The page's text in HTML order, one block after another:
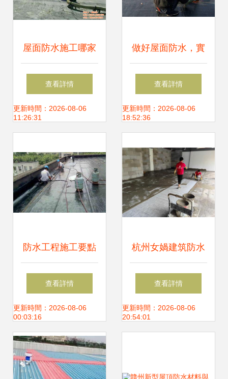
屋面防水施工哪家
好？信誠防水為您
保駕護航
查看詳情
更新時間：2026-08-06
11:26:31
做好屋面防水，實
現一勞永逸——六
大關鍵施工要素解
查看詳情
更新時間：2026-08-06
18:52:36
防水工程施工要點
詳解
查看詳情
更新時間：2026-08-06
00:03:16
杭州女媧建筑防水
工程 專業防水施工
的品質之道
查看詳情
更新時間：2026-08-06
20:54:01